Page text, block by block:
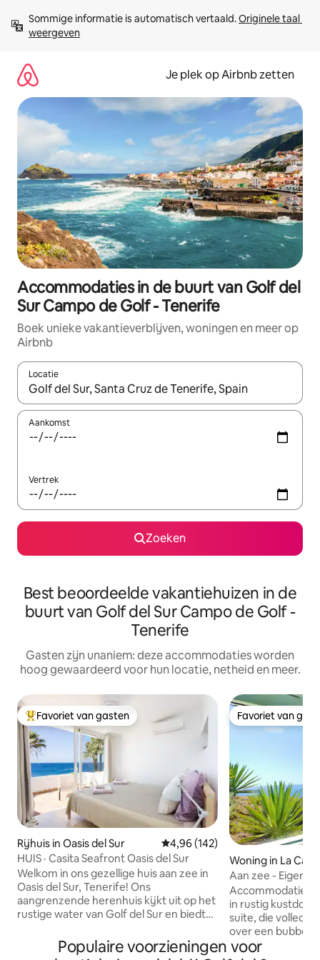
direct
naar
Sommige informatie is automatisch vertaald. Originele taal
weergeven
Je plek op Airbnb zetten
Accommodaties in de buurt van Golf del
Sur Campo de Golf - Tenerife
Boek unieke vakantieverblijven, woningen en meer op
Airbnb
Locatie
Wanneer er resultaten beschikbaar zijn, maak je een keuze
Aankomst
Vertrek
Zoeken
Best beoordeelde vakantiehuizen in de
buurt van Golf del Sur Campo de Golf -
Tenerife
Gasten zijn unaniem: deze accommodaties worden
hoog gewaardeerd voor hun locatie, netheid en meer.
Topfavoriet van gasten
Favoriet van gasten
Rijhuis in Oasis del Sur Gemiddelde beoordeling van
4,96 (142)
HUIS · Casita Seafront Oasis del Sur
Welkom in ons gezellige huis aan zee in
Oasis del Sur, Tenerife! Ons
aangrenzende herenhuis kijkt uit op het
rustige water van Golf del Sur en biedt
koppels of vrienden die op zoek zijn
naar sereniteit. Ontspan en kom tot rust
Favoriet van
Favoriet van
Woning in La
Aan zee - Eigen
airconditioning,
Accommodatie
in rustig kustdorp
suite, die volledig
over een
barbecue op het
Populaire voorzieningen voor